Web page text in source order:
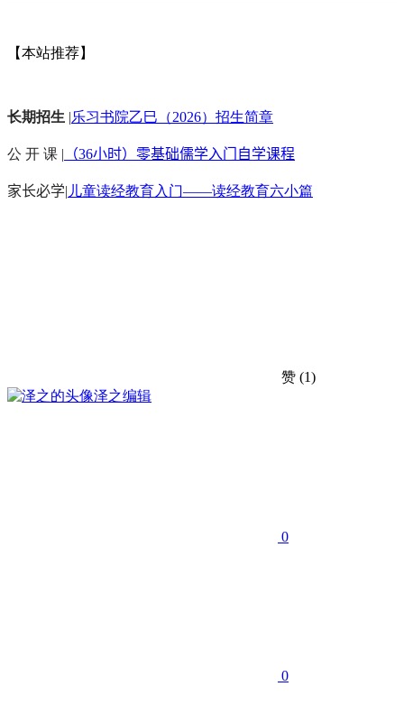
【本站推荐】
长期招生 |乐习书院乙巳（2026）招生简章
公 开 课 | （36小时）零基础儒学入门自学课程
家长必学| 儿童读经教育入门——读经教育六小篇
赞 (1)
泽之编辑
0
0